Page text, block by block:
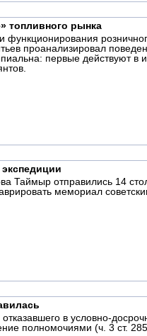
топливного рынка
проанализировал
первые действуют в
Таймыр отправились 14
мемориал
в условно-
полномочиями (ч. 3 ст.